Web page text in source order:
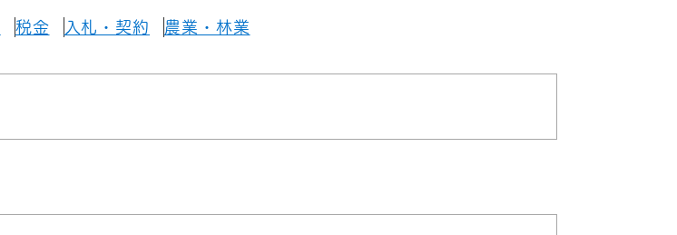
税金 入札・契約 農業・林業